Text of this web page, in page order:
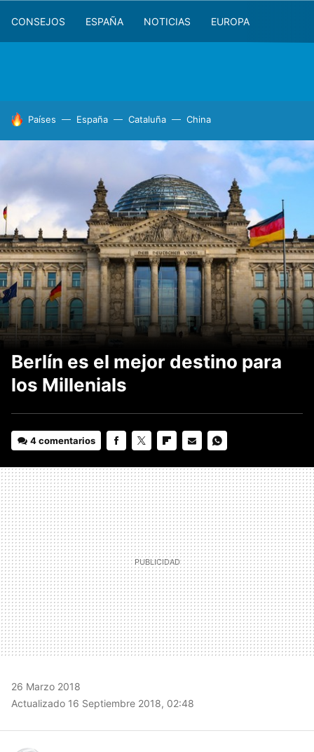
CONSEJOS ESPAÑA NOTICIAS EUROPA
HOY SE HABLA DE
Países España Cataluña China
Berlín es el mejor destino para
los Millenials
4 comentarios
MAIL
26 Marzo 2018
Actualizado 16 Septiembre 2018, 02:48